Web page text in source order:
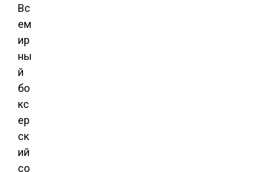
Вс
ем
ир
ны
й
бо
кс
ер
ск
ий
со